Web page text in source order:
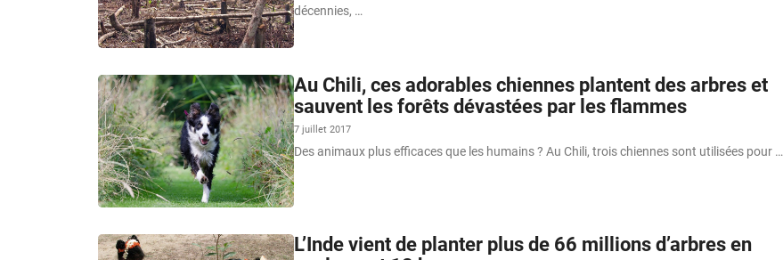
décennies, …
Au Chili, ces adorables chiennes plantent des arbres et
sauvent les forêts dévastées par les flammes
7 juillet 2017
Des animaux plus efficaces que les humains ? Au Chili, trois chiennes sont utilisées pour …
L’Inde vient de planter plus de 66 millions d’arbres en